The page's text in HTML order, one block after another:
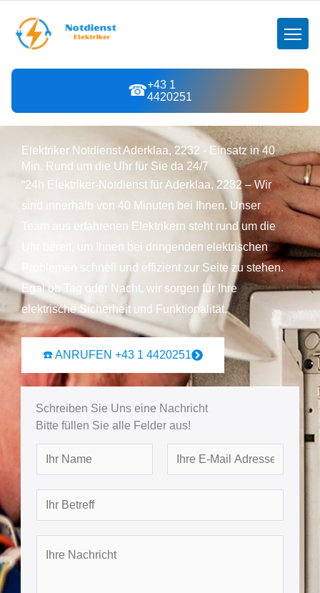
☎+43 1
4420251
Elektriker Notdienst Aderklaa, 2232 - Einsatz in 40
Min. Rund um die Uhr für Sie da 24/7
“24h Elektriker-Notdienst für Aderklaa, 2232 – Wir
sind innerhalb von 40 Minuten bei Ihnen. Unser
Team aus erfahrenen Elektrikern steht rund um die
Uhr bereit, um Ihnen bei dringenden elektrischen
Problemen schnell und effizient zur Seite zu stehen.
Egal ob Tag oder Nacht, wir sorgen für Ihre
elektrische Sicherheit und Funktionalität.
☎️ ANRUFEN +43 1 4420251
Schreiben Sie Uns eine Nachricht
Bitte füllen Sie alle Felder aus!
a
r
s
s
t
e